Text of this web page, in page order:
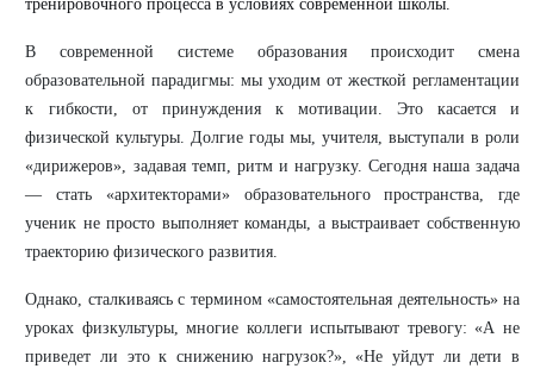
тренировочного процесса в условиях современной школы.
В современной системе образования происходит смена
образовательной парадигмы: мы уходим от жесткой регламентации
к гибкости, от принуждения к мотивации. Это касается и
физической культуры. Долгие годы мы, учителя, выступали в роли
«дирижеров», задавая темп, ритм и нагрузку. Сегодня наша задача
— стать «архитекторами» образовательного пространства, где
ученик не просто выполняет команды, а выстраивает собственную
траекторию физического развития.
Однако, сталкиваясь с термином «самостоятельная деятельность» на
уроках физкультуры, многие коллеги испытывают тревогу: «А не
приведет ли это к снижению нагрузок?», «Не уйдут ли дети в